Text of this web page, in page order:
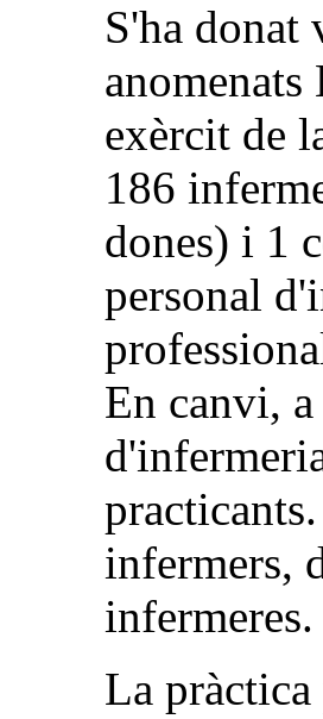
S'ha donat
exèrcit de
186
dones) i 1
personal
En canvi,
infermers,
infermeres.
La